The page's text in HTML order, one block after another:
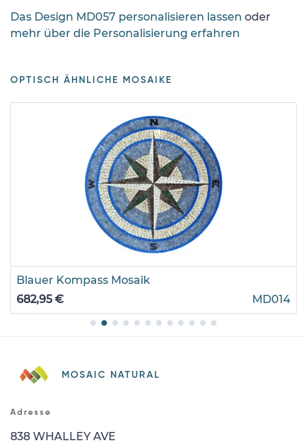
Das Design MD057 personalisieren lassen oder
mehr über die Personalisierung erfahren
OPTISCH ÄHNLICHE MOSAIKE
Blauer Kompass Mosaik
682,95 €
MD014
MOSAIC NATURAL
Adresse
838 WHALLEY AVE